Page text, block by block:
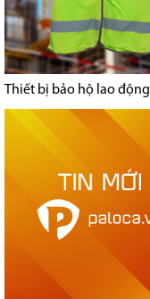
Thiết bị bảo hộ lao động